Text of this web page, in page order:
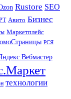
Rustore SEO
Авито Бизнес
Маркетплейс
РСЯ
технологии